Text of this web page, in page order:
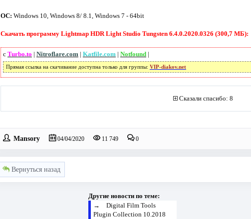
ОС: Windows 10, Windows 8/ 8.1, Windows 7 - 64bit
Скачать программу Lightmap HDR Light Studio Tungsten 6.4.0.2020.0326 (300,7 МБ):
с Turbo.to | Nitroflare.com | Katfile.com | Notfound|
Прямая ссылка на скачивание доступна только для группы: VIP-diakov.net
Сказали спасибо: 8
Mansory 04/04/2020 11 749 0
Вернуться назад
Другие новости по теме:
→ Digital Film Tools
Plugin Collection 10.2018